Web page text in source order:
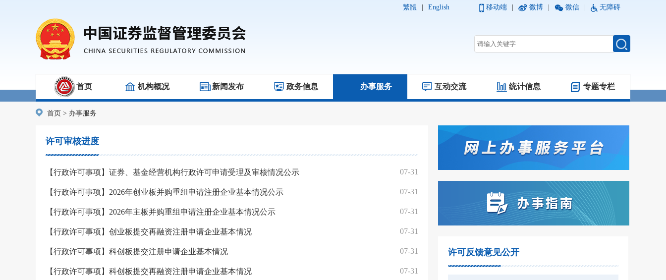
繁體 English 移动端 微博 微信 无障碍
首页 机构概况 新闻发布 政务信息 办事服务 互动交流 统计信息 专题专栏
首页 > 办事服务
许可审核进度
【行政许可事项】证券、基金经营机构行政许可申请受理及审核情况公示 07-31
【行政许可事项】2026年创业板并购重组申请注册企业基本情况公示 07-31
【行政许可事项】2026年主板并购重组申请注册企业基本情况公示 07-31
【行政许可事项】创业板提交再融资注册申请企业基本情况 07-31
【行政许可事项】科创板提交注册申请企业基本情况 07-31
【行政许可事项】科创板提交再融资注册申请企业基本情况 07-31
许可反馈意见公开